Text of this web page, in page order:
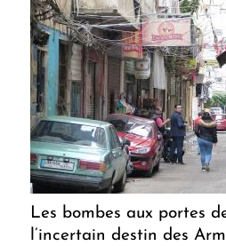
Les bombes aux portes
l’incertain destin des